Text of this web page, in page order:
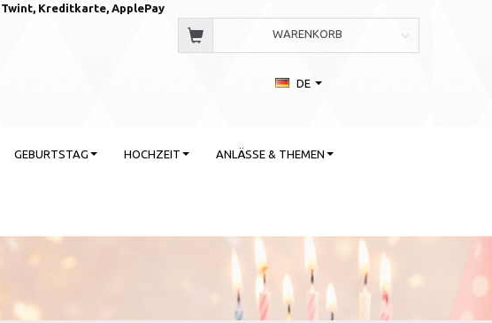
Kreditkarte, ApplePay
WARENKORB
DE
GEBURTSTAG HOCHZEIT ANLÄSSE & THEMEN